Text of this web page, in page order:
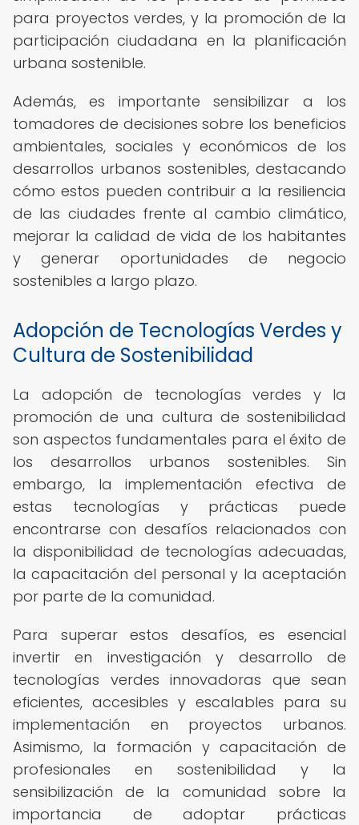
para proyectos verdes, y la promoción de la
participación ciudadana en la planificación
urbana sostenible.
Además, es importante sensibilizar a los
tomadores de decisiones sobre los beneficios
ambientales, sociales y económicos de los
desarrollos urbanos sostenibles, destacando
cómo estos pueden contribuir a la resiliencia
de las ciudades frente al cambio climático,
mejorar la calidad de vida de los habitantes
y generar oportunidades de negocio
sostenibles a largo plazo.
Adopción de Tecnologías Verdes y
Cultura de Sostenibilidad
La adopción de tecnologías verdes y la
promoción de una cultura de sostenibilidad
son aspectos fundamentales para el éxito de
los desarrollos urbanos sostenibles. Sin
embargo, la implementación efectiva de
estas tecnologías y prácticas puede
encontrarse con desafíos relacionados con
la disponibilidad de tecnologías adecuadas,
la capacitación del personal y la aceptación
por parte de la comunidad.
Para superar estos desafíos, es esencial
invertir en investigación y desarrollo de
tecnologías verdes innovadoras que sean
eficientes, accesibles y escalables para su
implementación en proyectos urbanos.
Asimismo, la formación y capacitación de
profesionales en sostenibilidad y la
sensibilización de la comunidad sobre la
importancia de adoptar prácticas